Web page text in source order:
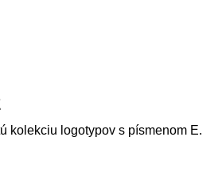
kolekciu logotypov s písmenom E.